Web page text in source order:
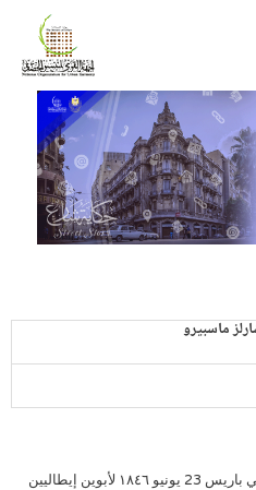
ماسبيرو
ولد “جاستون كميل تشارلز ماسبيرو” في باريس 23 يونيو ١٨٤٦ لأبوين إيطاليين